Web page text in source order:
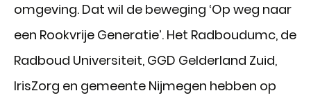
omgeving. Dat wil de beweging ‘Op weg naar
een Rookvrije Generatie’. Het Radboudumc, de
Radboud Universiteit, GGD Gelderland Zuid,
IrisZorg en gemeente Nijmegen hebben op